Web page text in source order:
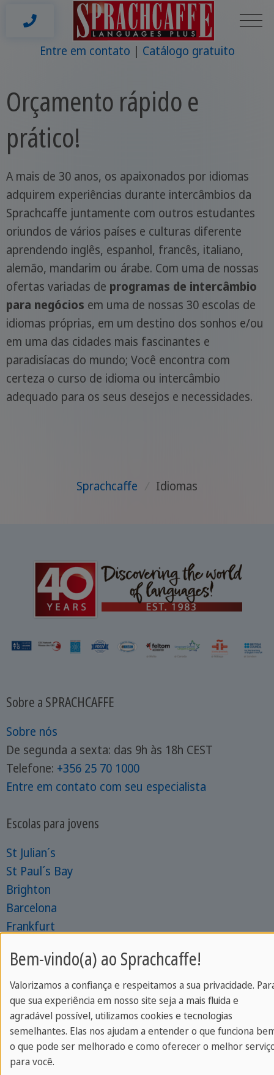
Entre em contato Catálogo gratuito
Orçamento rápido e
prático!
A mais de 30 anos, os apaixonados por idiomas
adquirem experiências durante intercâmbios da
Sprachcaffe juntamente com outros estudantes
oriundos de vários países e culturas diferente
aprendendo inglês, espanhol, francês, italiano,
alemão, mandarim ou árabe. Com uma de nossas
ofertas variadas de programas de intercâmbio
para negócios em uma de nossas 30 escolas de
idiomas próprias, em um destino dos sonhos e/ou
em uma das cidades mais fascinantes e
paradisíacas do mundo; Você encontra com
certeza o curso de idioma ou intercâmbio
adequado para os seus desejos e necessidades.
Sprachcaffe Idiomas
Sobre a SPRACHCAFFE
Sobre nós
De segunda a sexta: das 9h às 18h CEST
Telefone: +356 25 70 1000
Entre em contato com seu especialista
Escolas para jovens
St Julian´s
St Paul´s Bay
Brighton
Barcelona
Frankfurt
Londres
Brighton
Barcelona
Frankfurt
Recursos
Bem-vindo(a) ao Sprachcaffe!
Valorizamos a confiança e respeitamos a sua privacidade.
que sua experiência em nosso site seja a mais fluida e
agradável possível, utilizamos cookies e tecnologias
semelhantes. Elas nos ajudam a entender o que funciona
o que pode ser melhorado e como oferecer o melhor
para você.